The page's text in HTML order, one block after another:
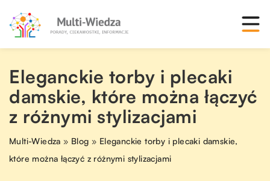
Eleganckie torby i plecaki
damskie, które można łączyć
z różnymi stylizacjami
Multi-Wiedza » Blog » Eleganckie torby i plecaki damskie,
które można łączyć z różnymi stylizacjami